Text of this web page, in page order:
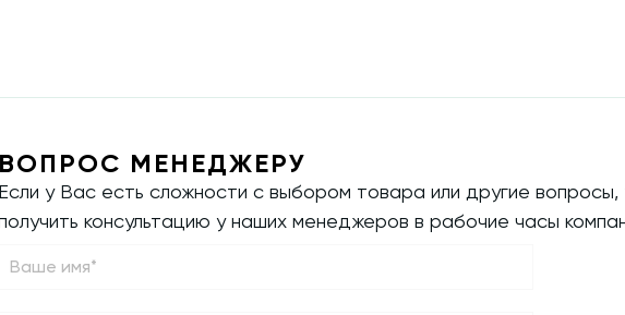
ВОПРОС МЕНЕДЖЕРУ
Если у Вас есть сложности с выбором товара или другие
консультацию у наших менеджеров в рабочие часы